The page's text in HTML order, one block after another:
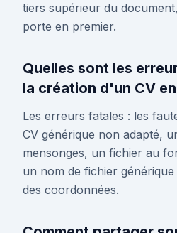
tiers supérieur du
porte en premier.
Quelles sont les
la création d'un CV
Les erreurs fatales : les
CV générique non adapté,
mensonges, un fichier au
un nom de fichier
des coordonnées.